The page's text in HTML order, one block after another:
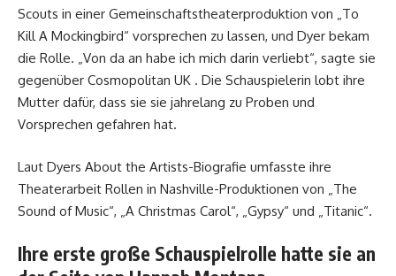
Scouts in einer Gemeinschaftstheaterproduktion von „To
Kill A Mockingbird“ vorsprechen zu lassen, und Dyer bekam
die Rolle. „Von da an habe ich mich darin verliebt“, sagte sie
gegenüber Cosmopolitan UK . Die Schauspielerin lobt ihre
Mutter dafür, dass sie sie jahrelang zu Proben und
Vorsprechen gefahren hat.
Laut Dyers About the Artists-Biografie umfasste ihre
Theaterarbeit Rollen in Nashville-Produktionen von „The
Sound of Music“, „A Christmas Carol“, „Gypsy“ und „Titanic“.
Ihre erste große Schauspielrolle hatte sie an